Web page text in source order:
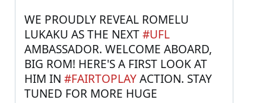
WE PROUDLY REVEAL ROMELU
LUKAKU AS THE NEXT #UFL
AMBASSADOR. WELCOME ABOARD,
BIG ROM! HERE'S A FIRST LOOK AT
HIM IN #FAIRTOPLAY ACTION. STAY
TUNED FOR MORE HUGE